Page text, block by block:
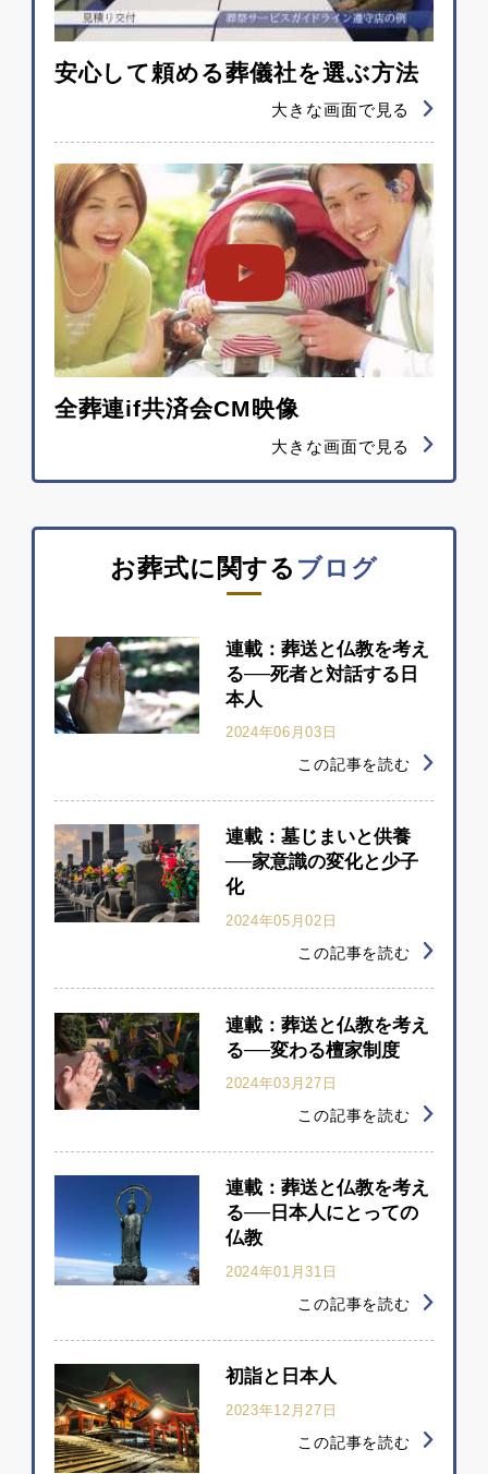
安心して頼める葬儀社を選ぶ方法
大きな画面で見る
全葬連if共済会CM映像
大きな画面で見る
お葬式に関する ブログ
連載：葬送と仏教を考え
る──死者と対話する日
本人
2024年06月03日
この記事を読む
連載：墓じまいと供養
──家意識の変化と少子
化
2024年05月02日
この記事を読む
連載：葬送と仏教を考え
る──変わる檀家制度
2024年03月27日
この記事を読む
連載：葬送と仏教を考え
る──日本人にとっての
仏教
2024年01月31日
この記事を読む
初詣と日本人
2023年12月27日
この記事を読む